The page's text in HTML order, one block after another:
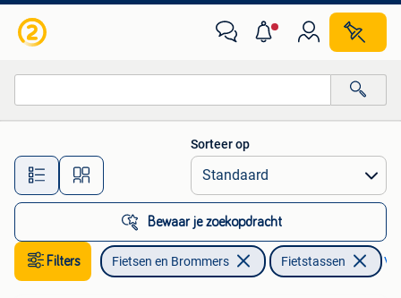
Alle afstanden…
Sorteer op
Bewaar je zoekopdracht
Filters Fietsen en Brommers Fietstassen